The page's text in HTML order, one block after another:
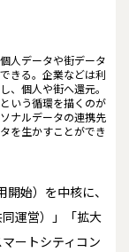
人データや街データ
きる。企業などは利
、個人や街へ還元。
いう循環を描くのが
ナルデータの連携先
を生かすことができ
始）を中核に、
運営）」「拡大
ートシティコン